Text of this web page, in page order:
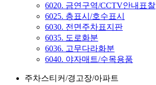
6020. 금연구역/CCTV안내표찰
6025. 층표시/호수표시
6030. 전면주차표지판
6035. 도로화분
6036. 고무다라화분
6040. 야자매트/수목용품
주차스티커/경고장/아파트